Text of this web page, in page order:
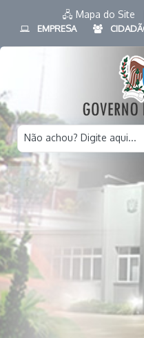
🖧 Mapa do Site
EMPRESA
Não achou? Digite aqui...